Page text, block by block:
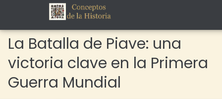
La Batalla de Piave: una
victoria clave en la Primera
Guerra Mundial